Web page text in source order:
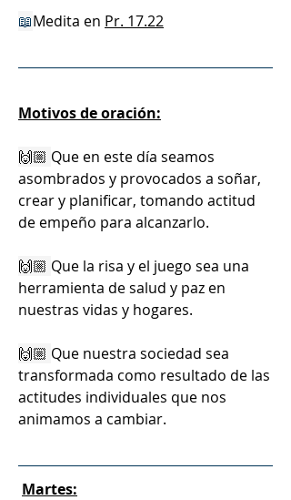
📖Medita en Pr. 17.22
Motivos de oración:
🙌🏼 Que en este día seamos
asombrados y provocados a soñar,
crear y planificar, tomando actitud
de empeño para alcanzarlo.
🙌🏼 Que la risa y el juego sea una
herramienta de salud y paz en
nuestras vidas y hogares.
🙌🏼 Que nuestra sociedad sea
transformada como resultado de las
actitudes individuales que nos
animamos a cambiar.
Martes: